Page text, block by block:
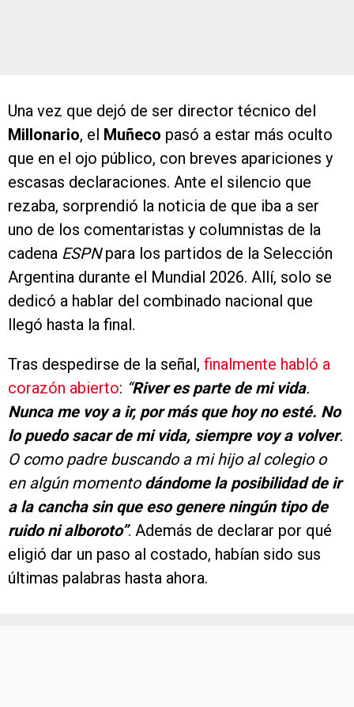
Una vez que dejó de ser director técnico del
Millonario, el Muñeco pasó a estar más oculto
que en el ojo público, con breves apariciones y
escasas declaraciones. Ante el silencio que
rezaba, sorprendió la noticia de que iba a ser
uno de los comentaristas y columnistas de la
cadena ESPNpara los partidos de la Selección
Argentina durante el Mundial 2026. Allí, solo se
dedicó a hablar del combinado nacional que
llegó hasta la final.
Tras despedirse de la señal, finalmente habló a
corazón abierto: “River es parte de mi vida.
Nunca me voy a ir, por más que hoy no esté. No
lo puedo sacar de mi vida, siempre voy a volver.
O como padre buscando a mi hijo al colegio o
en algún momento dándome la posibilidad de ir
a la cancha sin que eso genere ningún tipo de
ruido ni alboroto”. Además de declarar por qué
eligió dar un paso al costado, habían sido sus
últimas palabras hasta ahora.